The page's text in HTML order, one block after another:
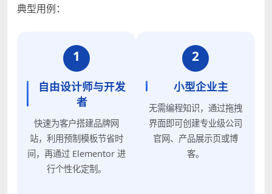
典型用例：
1
自由设计师与开发
者
快速为客户搭建品牌网
站，利用预制模板节省时
间，再通过 Elementor 进
行个性化定制。
2
小型企业主
无需编程知识，通过拖拽
界面即可创建专业级公司
官网、产品展示页或博
客。